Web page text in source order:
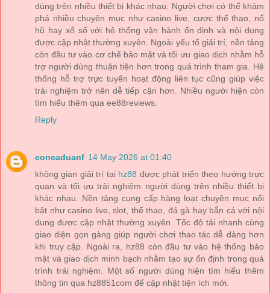
dùng trên nhiều thiết bị khác nhau. Người chơi có thể khám
phá nhiều chuyên mục như casino live, cược thể thao, nổ
hũ hay xổ số với hệ thống vận hành ổn định và nội dung
được cập nhật thường xuyên. Ngoài yếu tố giải trí, nền tảng
còn đầu tư vào cơ chế bảo mật và tối ưu giao dịch nhằm hỗ
trợ người dùng thuận tiện hơn trong quá trình tham gia. Hệ
thống hỗ trợ trực tuyến hoạt động liên tục cũng giúp việc
trải nghiệm trở nên dễ tiếp cận hơn. Nhiều người hiện còn
tìm hiểu thêm qua ee88reviews.
Reply
concaduanf 14 May 2026 at 01:40
không gian giải trí tại hz88 được phát triển theo hướng trực
quan và tối ưu trải nghiệm người dùng trên nhiều thiết bị
khác nhau. Nền tảng cung cấp hàng loạt chuyên mục nổi
bật như casino live, slot, thể thao, đá gà hay bắn cá với nội
dung được cập nhật thường xuyên. Tốc độ tải nhanh cùng
giao diện gọn gàng giúp người chơi thao tác dễ dàng hơn
khi truy cập. Ngoài ra, hz88 còn đầu tư vào hệ thống bảo
mật và giao dịch minh bạch nhằm tạo sự ổn định trong quá
trình trải nghiệm. Một số người dùng hiện tìm hiểu thêm
thông tin qua hz8851com để cập nhật tiện ích mới.